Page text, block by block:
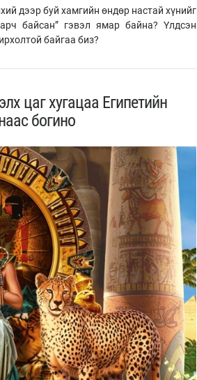
дээр буй хамгийн өндөр настай хүнийг
байсан” гэвэл ямар байна? Үлдсэн
байгаа биз?
цаг хугацаа Египетийн
богино